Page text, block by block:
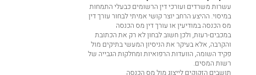
עשרות משרדים ועורכי דין הרשומים כבעלי התמחות
במיסוי. ההיצע הרחב יוצר קושי אמיתי לבחור עורך דין
מס הכנסה במודיעין או עורך דין מס הכנסה
במכבים-רעות, ולכן חשוב לבחון לא רק את הכתובת
והקרבה, אלא בעיקר את הניסיון המעשי בתיקים מול
פקיד השומה, הוועדות הרפואיות ומחלקות הגבייה של
רשות המסים.
תושבים הזקוקים לייצוג מול מס הכנסה